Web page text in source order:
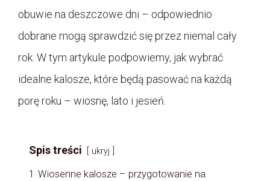
obuwie na deszczowe dni – odpowiednio
dobrane mogą sprawdzić się przez niemal cały
rok. W tym artykule podpowiemy, jak wybrać
idealne kalosze, które będą pasować na każdą
porę roku – wiosnę, lato i jesień.
Spis treści ukryj
1 Wiosenne kalosze – przygotowanie na